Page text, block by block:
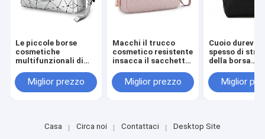
Le piccole borse
cosmetiche
multifunzionali di
impermeabilizzano
3,8 once per pesare
Miglior prezzo
Macchi il trucco
cosmetico resistente
insacca il sacchetto
di Legant per la
borsa
Miglior prezzo
Cuoio durevole
spesso di
della borsa
toeletta del
delle donne
Miglior
Casa Circa noi Contattaci
Desktop Site